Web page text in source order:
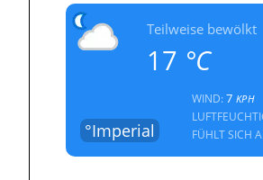
Teilweise bewölkt
17 °C
°Imperial
WIND:7 KPH
FÜHLT SICH